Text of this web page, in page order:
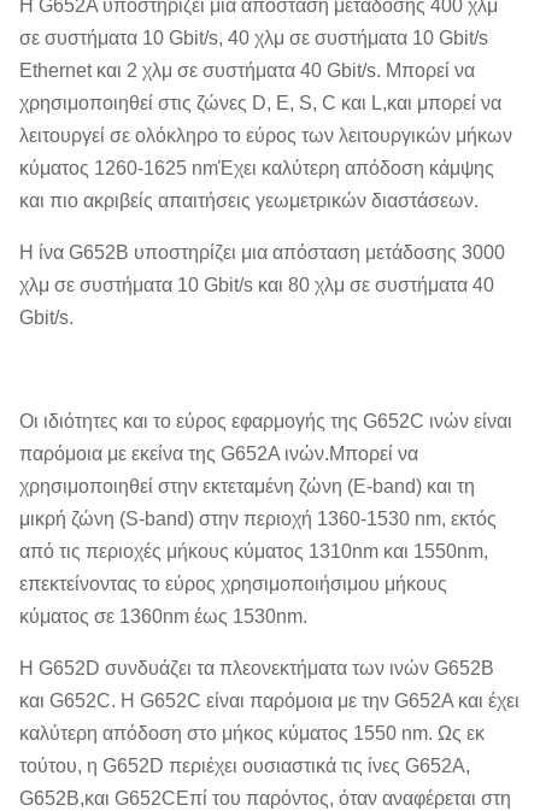
Η G652A υποστηρίζει μια απόσταση μετάδοσης 400 χλμ
σε συστήματα 10 Gbit/s, 40 χλμ σε συστήματα 10 Gbit/s
Ethernet και 2 χλμ σε συστήματα 40 Gbit/s. Μπορεί να
χρησιμοποιηθεί στις ζώνες D, E, S, C και L,και μπορεί να
λειτουργεί σε ολόκληρο το εύρος των λειτουργικών μήκων
κύματος 1260-1625 nmΈχει καλύτερη απόδοση κάμψης
και πιο ακριβείς απαιτήσεις γεωμετρικών διαστάσεων.
Η ίνα G652B υποστηρίζει μια απόσταση μετάδοσης 3000
χλμ σε συστήματα 10 Gbit/s και 80 χλμ σε συστήματα 40
Gbit/s.
Οι ιδιότητες και το εύρος εφαρμογής της G652C ινών είναι
παρόμοια με εκείνα της G652A ινών.Μπορεί να
χρησιμοποιηθεί στην εκτεταμένη ζώνη (E-band) και τη
μικρή ζώνη (S-band) στην περιοχή 1360-1530 nm, εκτός
από τις περιοχές μήκους κύματος 1310nm και 1550nm,
επεκτείνοντας το εύρος χρησιμοποιήσιμου μήκους
κύματος σε 1360nm έως 1530nm.
Η G652D συνδυάζει τα πλεονεκτήματα των ινών G652B
και G652C. Η G652C είναι παρόμοια με την G652A και έχει
καλύτερη απόδοση στο μήκος κύματος 1550 nm. Ως εκ
τούτου, η G652D περιέχει ουσιαστικά τις ίνες G652A,
G652B,και G652CΕπί του παρόντος, όταν αναφέρεται στη